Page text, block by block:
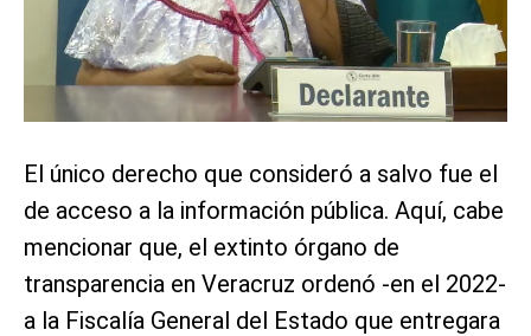
El único derecho que consideró a salvo fue el
de acceso a la información pública. Aquí, cabe
mencionar que, el extinto órgano de
transparencia en Veracruz ordenó -en el 2022-
a la Fiscalía General del Estado que entregara